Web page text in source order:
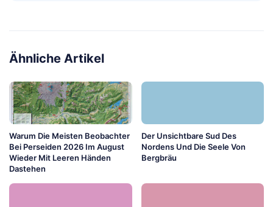
Ähnliche Artikel
Warum Die Meisten Beobachter
Bei Perseiden 2026 Im August
Wieder Mit Leeren Händen
Dastehen
Der Unsichtbare Sud Des
Nordens Und Die Seele Von
Bergbräu